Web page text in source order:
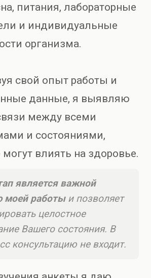
питания, лабораторные
и индивидуальные
организма.
свой опыт работы и
данные, я выявляю
между всеми
и состояниями,
влиять на здоровье.
является важной
моей работыи позволяет
целостное
Вашего состояния. В
консультацию не входит.